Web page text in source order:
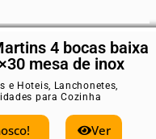
4 bocas baixa
mesa de inox
e Hoteis, Lanchonetes,
para Cozinha
Ver